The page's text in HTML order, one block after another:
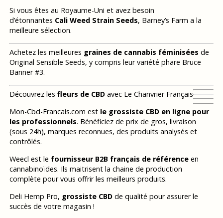
Si vous êtes au Royaume-Uni et avez besoin
d’étonnantes Cali Weed Strain Seeds, Barney’s Farm a la
meilleure sélection.
Achetez les meilleures graines de cannabis féminisées de
Original Sensible Seeds, y compris leur variété phare Bruce
Banner #3.
Découvrez les fleurs de CBDavec Le Chanvrier Français
Mon-Cbd-Francais.com est le grossiste CBD en ligne pour
les professionnels. Bénéficiez de prix de gros, livraison
(sous 24h), marques reconnues, des produits analysés et
contrôlés.
Weecl est le fournisseur B2B français de référenceen
cannabinoïdes. Ils maitrisent la chaine de production
complète pour vous offrir les meilleurs produits.
Deli Hemp Pro, grossiste CBDde qualité pour assurer le
succès de votre magasin !